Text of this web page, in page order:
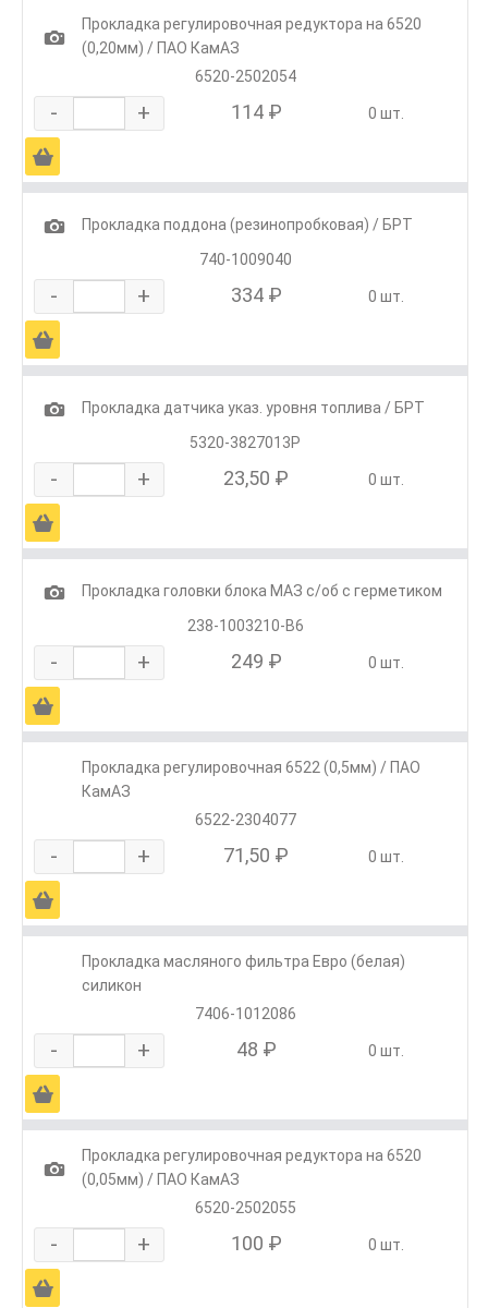
1
Прокладка регулировочная редуктора на 6520
(0,20мм) / ПАО КамАЗ
6520-2502054
- + 114 ₽ 0 шт.
Ä
1
Прокладка поддона (резинопробковая) / БРТ
740-1009040
- + 334 ₽ 0 шт.
Ä
1
Прокладка датчика указ. уровня топлива / БРТ
5320-3827013Р
- + 23,50 ₽ 0 шт.
Ä
1
Прокладка головки блока МАЗ с/об с герметиком
238-1003210-В6
- + 249 ₽ 0 шт.
Ä
Прокладка регулировочная 6522 (0,5мм) / ПАО
КамАЗ
6522-2304077
- + 71,50 ₽ 0 шт.
Ä
Прокладка масляного фильтра Евро (белая)
силикон
7406-1012086
- + 48 ₽ 0 шт.
Ä
1
Прокладка регулировочная редуктора на 6520
(0,05мм) / ПАО КамАЗ
6520-2502055
- + 100 ₽ 0 шт.
Ä